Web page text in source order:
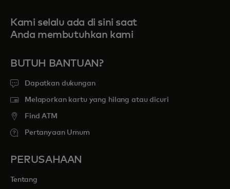
Kami selalu ada di sini saat
Anda membutuhkan kami
BUTUH BANTUAN?
Dapatkan dukungan
Melaporkan kartu yang hilang atau dicuri
Find ATM
Pertanyaan Umum
PERUSAHAAN
Tentang